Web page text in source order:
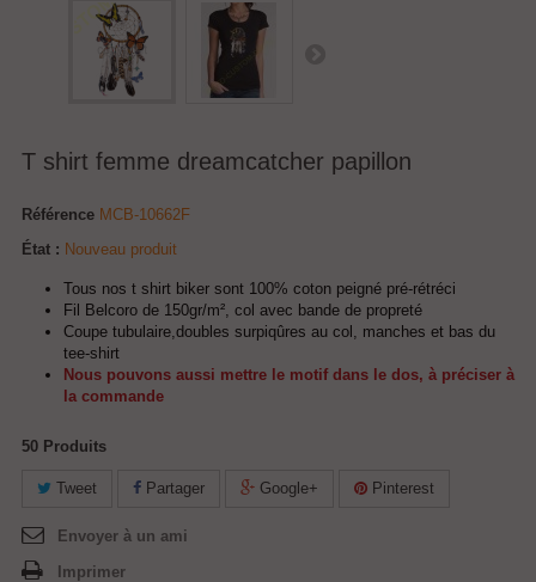
T shirt femme dreamcatcher papillon
Référence MCB-10662F
État : Nouveau produit
Tous nos t shirt biker sont 100% coton peigné pré-rétréci
Fil Belcoro de 150gr/m², col avec bande de propreté
Coupe tubulaire,doubles surpiqûres au col, manches et bas du
tee-shirt
Nous pouvons aussi mettre le motif dans le dos, à préciser à
la commande
50 Produits
Tweet Partager Google+ Pinterest
Envoyer à un ami
Imprimer